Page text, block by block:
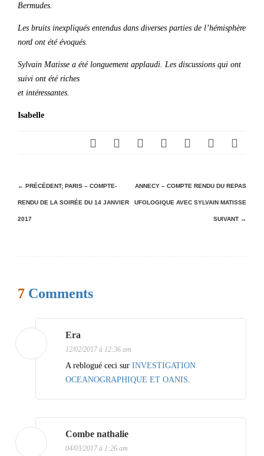
Bermudes.
Les bruits inexpliqués entendus dans diverses parties de l’hémisphère
nord ont été évoqués.
Sylvain Matisse a été longuement applaudi. Les discussions qui ont
suivi ont été riches
et intéressantes.
Isabelle
N
a
v
t
o
n
a
r
← PRÉCÉDENT; PARIS – COMPTE-
RENDU DE LA SOIRÉE DU 14 JANVIER
2017
ANNECY – COMPTE RENDU DU REPAS
UFOLOGIQUE AVEC SYLVAIN MATISSE
SUIVANT →
7 Comments
Era
12/02/2017 à 12:36 am
A reblogué ceci sur INVESTIGATION
OCEANOGRAPHIQUE ET OANIS.
Combe nathalie
04/03/2017 à 1:26 am